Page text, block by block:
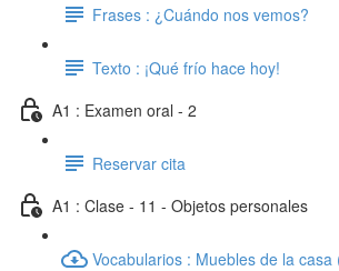
Frases : ¿Cuándo nos vemos?
Texto : ¡Qué frío hace hoy!
A1 : Examen oral - 2
Reservar cita
A1 : Clase - 11 - Objetos personales
Vocabularios : Muebles de la casa